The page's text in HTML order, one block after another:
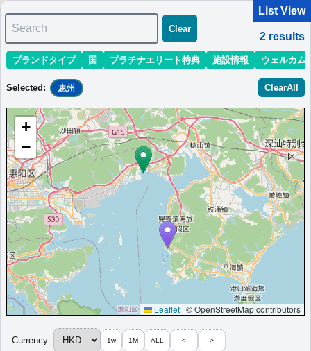
マリオット最新情報ホテル情報(アジア)ホテル特典攻略
1 - 2 of 2 results
Sort: 最低価格目安 開業時期 エリア 地域
シェラトン恵州ビーチリゾート
専用桟橋、ヴィラ、広大な芝生を備えたリゾートホテル。
中国恵州
開業:2008年最低価格目安:￥ 455 HKD情報サイト:YouTube
Marriott Bonvoyで価格をみる
プラチナエリート特典：
ウェルカムギフト朝食選択可,ラウンジアクセス有
（ラウンジ未設置の一部ホテルでは代替サービス提供有）,客室アップグレー
ド有（スイート含む）,5つの屋外プール利用,ビーチアクセス
その他情報：大亜湾ビーチフロント,3棟ヴィラ,1898㎡宴会場
More...
ルメリディアン小径湾
List View
Search
Clear
2 results
ブランドタイプ 国 プラチナエリート特典 施設情報 ウェルカム
Selected : 恵州 ClearAll
+
−
Leaflet | © OpenStreetMap contributors
Currency 1w 1M ALL < >